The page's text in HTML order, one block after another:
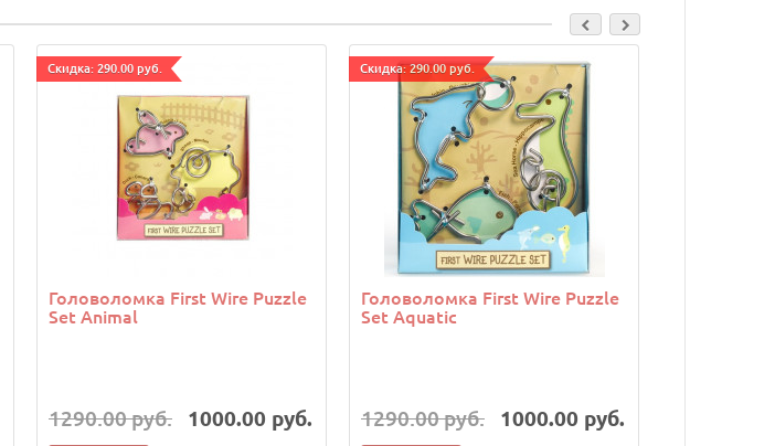
Cкидка: 290.00 руб.
Головоломка First Wire Puzzle
Set Animal
1290.00 руб. 1000.00 руб.
Cкидка: 290.00 руб.
Головоломка First Wire Puzzle
Set Aquatic
1290.00 руб. 1000.00 руб.